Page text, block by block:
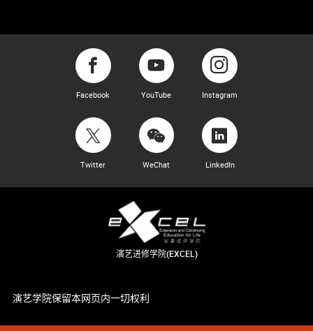
Facebook YouTube Instagram
Twitter WeChat LinkedIn
演艺进修学院(EXCEL)
演艺学院保留本网页内一切权利